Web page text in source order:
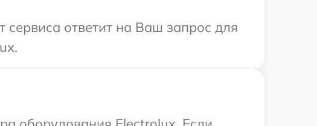
сервиса ответит на Ваш запрос для